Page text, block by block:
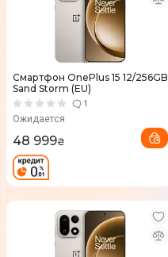
Смартфон OnePlus 15 12/256GB
Sand Storm (EU)
1
Ожидается
48 999₴